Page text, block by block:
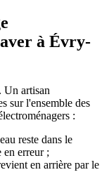
à Évry-
Un artisan
sur l'ensemble des
:
reste dans le
en erreur ;
en arrière par le